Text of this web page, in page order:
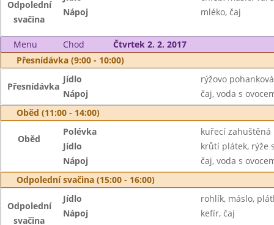
Odpolední
svačina
Nápoj
mléko, čaj
Menu Chod
Čtvrtek 2. 2. 2017
Přesnídávka (9:00 - 10:00)
Přesnídávka
Jídlo
rýžovo
Nápoj
čaj, voda s
Oběd (11:00 - 14:00)
Oběd
Polévka
kuřecí zahuštěná
Jídlo
krůtí plátek, rýže
Nápoj
čaj, voda s
Odpolední svačina (15:00 - 16:00)
Odpolední
svačina
Jídlo
rohlík, máslo,
Nápoj
kefír, čaj